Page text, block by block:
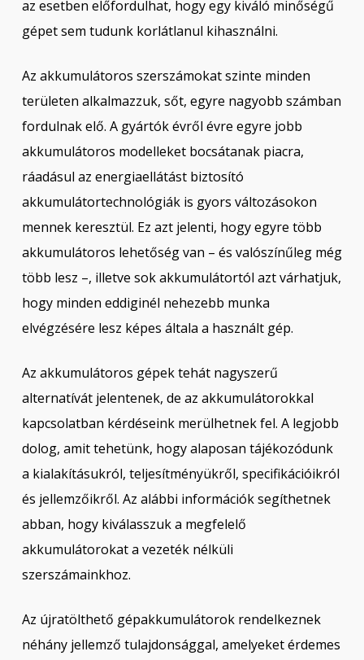
az esetben előfordulhat, hogy egy kiváló minőségű
gépet sem tudunk korlátlanul kihasználni.
Az akkumulátoros szerszámokat szinte minden
területen alkalmazzuk, sőt, egyre nagyobb számban
fordulnak elő. A gyártók évről évre egyre jobb
akkumulátoros modelleket bocsátanak piacra,
ráadásul az energiaellátást biztosító
akkumulátortechnológiák is gyors változásokon
mennek keresztül. Ez azt jelenti, hogy egyre több
akkumulátoros lehetőség van – és valószínűleg még
több lesz –, illetve sok akkumulátortól azt várhatjuk,
hogy minden eddiginél nehezebb munka
elvégzésére lesz képes általa a használt gép.
Az akkumulátoros gépek tehát nagyszerű
alternatívát jelentenek, de az akkumulátorokkal
kapcsolatban kérdéseink merülhetnek fel. A legjobb
dolog, amit tehetünk, hogy alaposan tájékozódunk
a kialakításukról, teljesítményükről, specifikációikról
és jellemzőikről. Az alábbi információk segíthetnek
abban, hogy kiválasszuk a megfelelő
akkumulátorokat a vezeték nélküli
szerszámainkhoz.
Az újratölthető gépakkumulátorok rendelkeznek
néhány jellemző tulajdonsággal, amelyeket érdemes